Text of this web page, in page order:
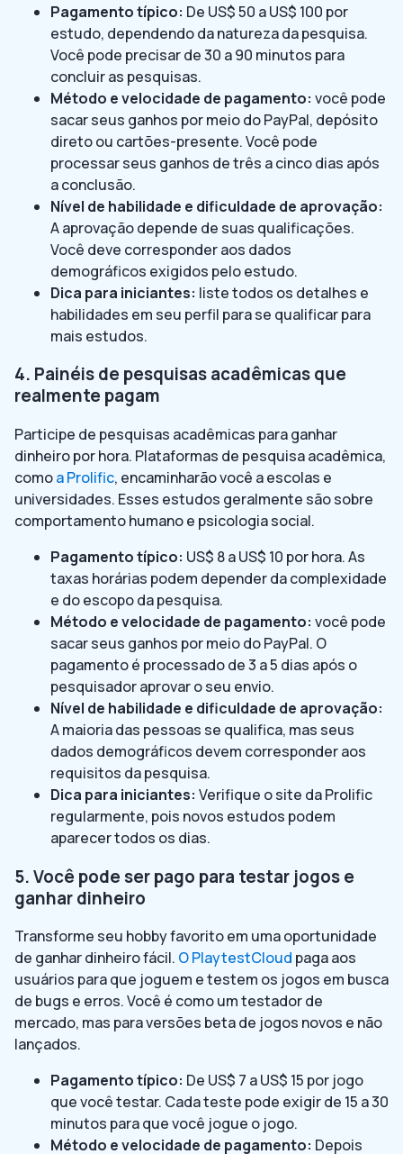
Pagamento típico: De US$ 50 a US$ 100 por
estudo, dependendo da natureza da pesquisa.
Você pode precisar de 30 a 90 minutos para
concluir as pesquisas.
Método e velocidade de pagamento: você pode
sacar seus ganhos por meio do PayPal, depósito
direto ou cartões-presente. Você pode
processar seus ganhos de três a cinco dias após
a conclusão.
Nível de habilidade e dificuldade de aprovação:
A aprovação depende de suas qualificações.
Você deve corresponder aos dados
demográficos exigidos pelo estudo.
Dica para iniciantes: liste todos os detalhes e
habilidades em seu perfil para se qualificar para
mais estudos.
4. Painéis de pesquisas acadêmicas que
realmente pagam
Participe de pesquisas acadêmicas para ganhar
dinheiro por hora. Plataformas de pesquisa acadêmica,
comoa Prolific, encaminharão você a escolas e
universidades. Esses estudos geralmente são sobre
comportamento humano e psicologia social.
Pagamento típico: US$ 8 a US$ 10 por hora. As
taxas horárias podem depender da complexidade
e do escopo da pesquisa.
Método e velocidade de pagamento: você pode
sacar seus ganhos por meio do PayPal. O
pagamento é processado de 3 a 5 dias após o
pesquisador aprovar o seu envio.
Nível de habilidade e dificuldade de aprovação:
A maioria das pessoas se qualifica, mas seus
dados demográficos devem corresponder aos
requisitos da pesquisa.
Dica para iniciantes: Verifique o site da Prolific
regularmente, pois novos estudos podem
aparecer todos os dias.
5. Você pode ser pago para testar jogos e
ganhar dinheiro
Transforme seu hobby favorito em uma oportunidade
de ganhar dinheiro fácil. O PlaytestCloud paga aos
usuários para que joguem e testem os jogos em busca
de bugs e erros. Você é como um testador de
mercado, mas para versões beta de jogos novos e não
lançados.
Pagamento típico: De US$ 7 a US$ 15 por jogo
que você testar. Cada teste pode exigir de 15 a 30
minutos para que você jogue o jogo.
Método e velocidade de pagamento: Depois